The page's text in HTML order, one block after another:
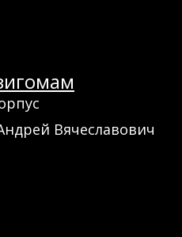
Вячеславович